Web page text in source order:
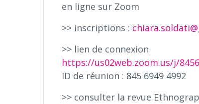
en ligne sur Zoom
>> inscriptions :
>> lien de connexion
https://us02web.zoom.us/j/
ID de réunion : 845 6949 4992
>> consulter la revue